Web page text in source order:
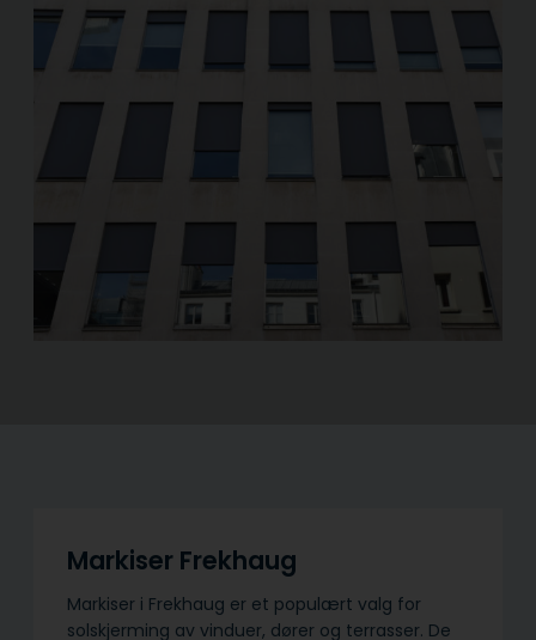
Markiser Frekhaug
Markiser i Frekhaug er et populært valg for
solskjerming av vinduer, dører og terrasser. De